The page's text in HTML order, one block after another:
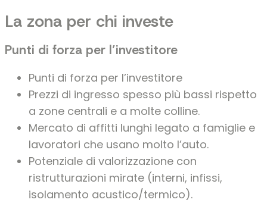
La zona per chi investe
Punti di forza per l’investitore
Punti di forza per l’investitore
Prezzi di ingresso spesso più bassi rispetto
a zone centrali e a molte colline.
Mercato di affitti lunghi legato a famiglie e
lavoratori che usano molto l’auto.
Potenziale di valorizzazione con
ristrutturazioni mirate (interni, infissi,
isolamento acustico/termico).